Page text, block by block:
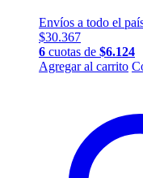
Envíos a todo el
$30.367
6 cuotas de $6.124
Agregar al carrito